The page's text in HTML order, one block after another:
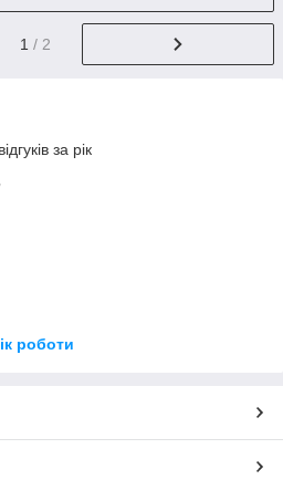
1 / 2
за рік
роботи